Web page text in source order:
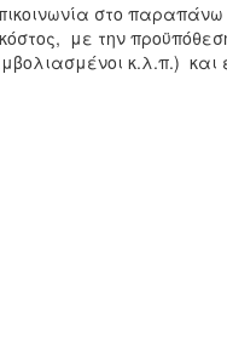
στο
με την
κ.λ.π.) και